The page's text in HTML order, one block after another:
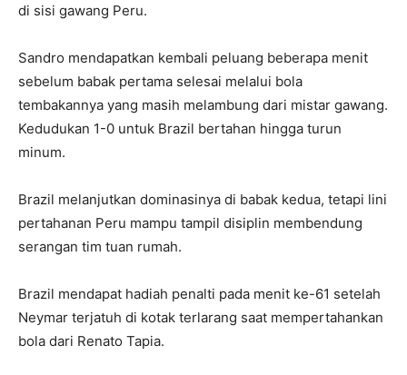
di sisi gawang Peru.
Sandro mendapatkan kembali peluang beberapa menit
sebelum babak pertama selesai melalui bola
tembakannya yang masih melambung dari mistar gawang.
Kedudukan 1-0 untuk Brazil bertahan hingga turun
minum.
Brazil melanjutkan dominasinya di babak kedua, tetapi lini
pertahanan Peru mampu tampil disiplin membendung
serangan tim tuan rumah.
Brazil mendapat hadiah penalti pada menit ke-61 setelah
Neymar terjatuh di kotak terlarang saat mempertahankan
bola dari Renato Tapia.